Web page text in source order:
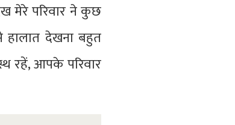
मेरे परिवार ने कुछ
देखना बहुत
रहें, आपके परिवार